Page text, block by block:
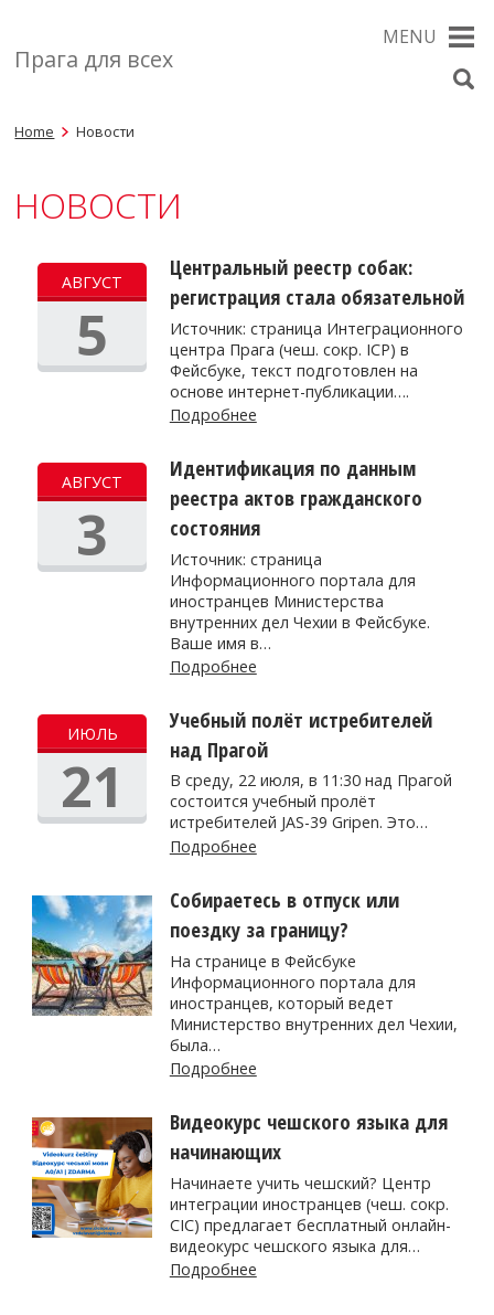
Прага для всех
MENU
Home Новости
НОВОСТИ
АВГУСТ
5
Центральный реестр собак:
регистрация стала обязательной
Источник: страница Интеграционного
центра Прага (чеш. сокр. ICP) в
Фейсбуке, текст подготовлен на
основе интернет-публикации….
Подробнее
АВГУСТ
3
Идентификация по данным
реестра актов гражданского
состояния
Источник: страница
Информационного портала для
иностранцев Министерства
внутренних дел Чехии в Фейсбуке.
Ваше имя в…
Подробнее
ИЮЛЬ
21
Учебный полёт истребителей
над Прагой
В среду, 22 июля, в 11:30 над Прагой
состоится учебный пролёт
истребителей JAS-39 Gripen. Это…
Подробнее
Собираетесь в отпуск или
поездку за границу?
На странице в Фейсбуке
Информационного портала для
иностранцев, который ведет
Министерство внутренних дел Чехии,
была…
Подробнее
Видеокурс чешского языка для
начинающих
Начинаете учить чешский? Центр
интеграции иностранцев (чеш. сокр.
CIC) предлагает бесплатный онлайн-
видеокурс чешского языка для…
Подробнее